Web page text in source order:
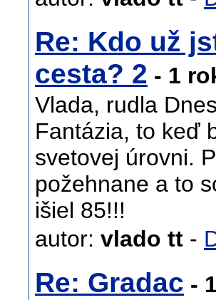
Re: Kdo už
cesta? 2 - 1
Vlada, rudla
Fantázia, to keď
svetovej úrovni.
požehnane a to
išiel 85!!!
autor: vlado tt -
Re: Gradac -